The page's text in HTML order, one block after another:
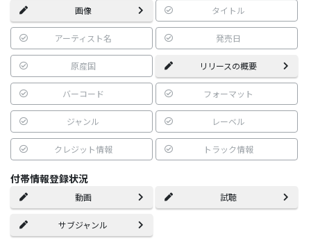
画像 タイトル
アーティスト名 発売日
原産国 リリースの概要
バーコード フォーマット
ジャンル レーベル
クレジット情報 トラック情報
付帯情報登録状況
動画 試聴
サブジャンル